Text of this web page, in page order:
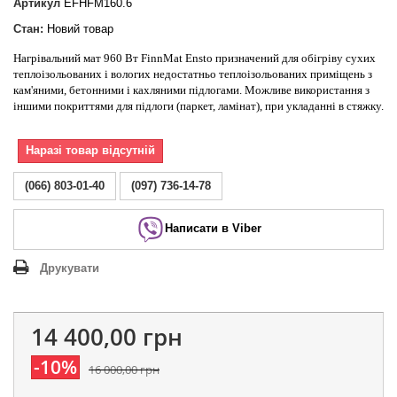
Артикул EFHFM160.6
Стан: Новий товар
Нагрівальний мат 960 Вт FinnMat Ensto призначений для обігріву сухих
теплоізольованих і вологих недостатньо теплоізольованих приміщень з
кам'яними, бетонними і кахляними підлогами. Можливе використання з
іншими покриттями для підлоги (паркет, ламінат), при укладанні в стяжку.
Наразі товар відсутній
(066) 803-01-40 (097) 736-14-78
Написати в Viber
Друкувати
14 400,00 грн
-10% 16 000,00 грн